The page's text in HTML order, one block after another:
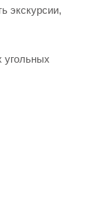
экскурсии,
угольных